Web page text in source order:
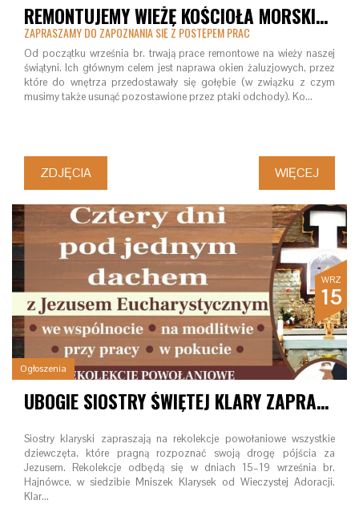
REMONTUJEMY WIEŻĘ KOŚCIOŁA MORSKIEGO
ZAPRASZAMY DO ZAPOZNANIA SIĘ Z POSTĘPEM PRAC
Od początku września br. trwają prace remontowe na wieży naszej
świątyni. Ich głównym celem jest naprawa okien żaluzjowych, przez
które do wnętrza przedostawały się gołębie (w związku z czym
musimy także usunąć pozostawione przez ptaki odchody). Ko…
WIĘCEJ
ZDJĘCIA
WRZ
15
Ogłoszenia
UBOGIE SIOSTRY ŚWIĘTEJ KLARY ZAPRASZAJĄ NA REKOLEKCJE POWOŁANIOWE – HAJNÓWKA, 15–19 WRZEŚNIA 2025
Siostry klaryski zapraszają na rekolekcje powołaniowe wszystkie
dziewczęta, które pragną rozpoznać swoją drogę pójścia za
Jezusem. Rekolekcje odbędą się w dniach 15–19 września br.
Hajnówce, w siedzibie Mniszek Klarysek od Wieczystej Adoracji.
Klar…